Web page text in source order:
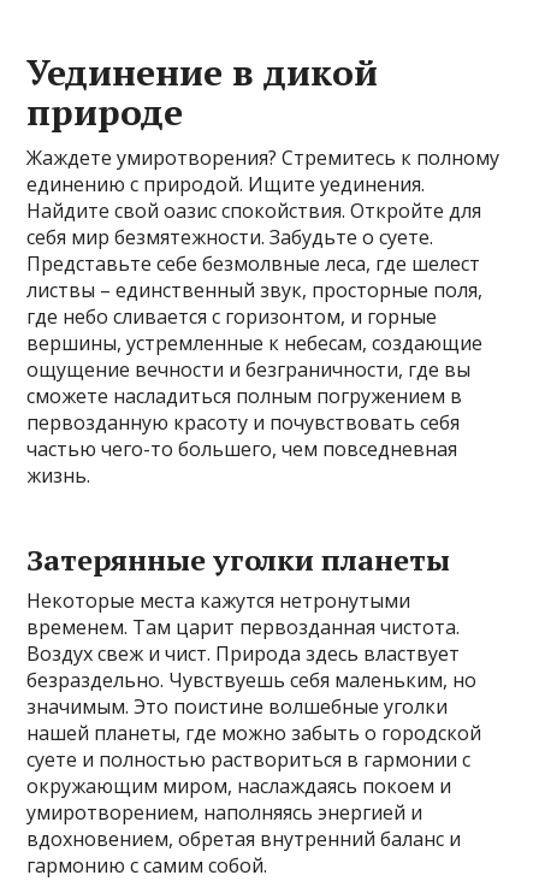
Уединение в дикой
природе
Жаждете умиротворения? Стремитесь к полному
единению с природой. Ищите уединения.
Найдите свой оазис спокойствия. Откройте для
себя мир безмятежности. Забудьте о суете.
Представьте себе безмолвные леса, где шелест
листвы – единственный звук, просторные поля,
где небо сливается с горизонтом, и горные
вершины, устремленные к небесам, создающие
ощущение вечности и безграничности, где вы
сможете насладиться полным погружением в
первозданную красоту и почувствовать себя
частью чего-то большего, чем повседневная
жизнь.
Затерянные уголки планеты
Некоторые места кажутся нетронутыми
временем. Там царит первозданная чистота.
Воздух свеж и чист. Природа здесь властвует
безраздельно. Чувствуешь себя маленьким, но
значимым. Это поистине волшебные уголки
нашей планеты, где можно забыть о городской
суете и полностью раствориться в гармонии с
окружающим миром, наслаждаясь покоем и
умиротворением, наполняясь энергией и
вдохновением, обретая внутренний баланс и
гармонию с самим собой.